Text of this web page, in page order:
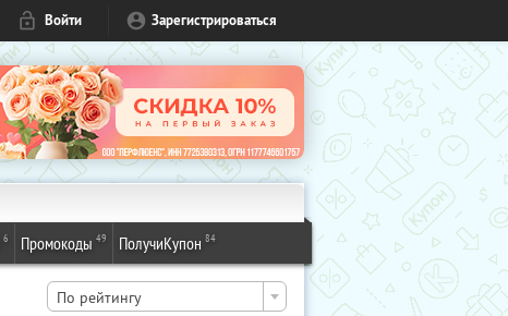
Войти Зарегистрироваться
6 Промокоды 49 ПолучиКупон 84
По рейтингу